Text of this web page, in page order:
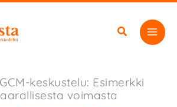
keskustelu: Esimerkki
voimasta